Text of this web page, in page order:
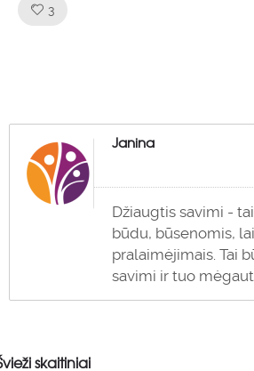
3
Janina
Džiaugtis savimi -
būdu, būsenomis,
pralaimėjimais. Tai
savimi ir tuo
skaitiniai
0 0